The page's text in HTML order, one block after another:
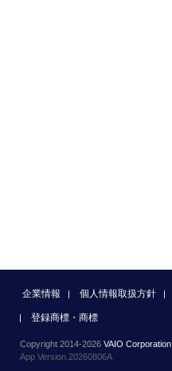
企業情報 個人情報取扱方針
登録商標・商標
Copyright 2014-2026 VAIO Corporation
App Version.20260806A